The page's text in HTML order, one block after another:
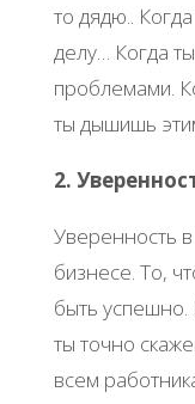
то дядю..
делу… Когда
проблемами.
ты дышишь
2.
Уверенность
бизнесе. То,
быть
ты точно
всем